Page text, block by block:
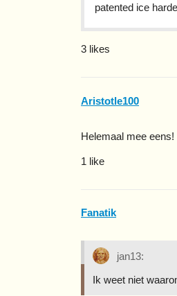
patented ice
3 likes
Aristotle100
Helemaal mee eens!
1 like
Fanatik
jan13:
Ik weet niet